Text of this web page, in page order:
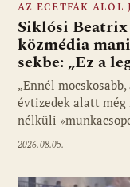
Fotó: media1.hu
AZ ECETFÁK ALÓL
Siklósi
közmédia
sekbe: „Ez a
„Ennél
évtizedek alatt még
nélküli
2026.08.05.